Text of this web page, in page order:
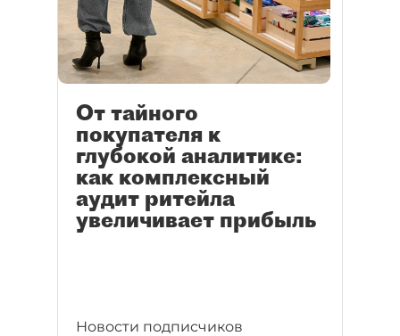
От тайного
покупателя к
глубокой аналитике:
как комплексный
аудит ритейла
увеличивает прибыль
Новости подписчиков